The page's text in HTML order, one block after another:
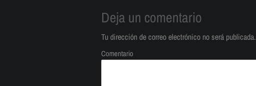
Deja un comentario
Tu dirección de correo electrónico no será publicada.
Comentario